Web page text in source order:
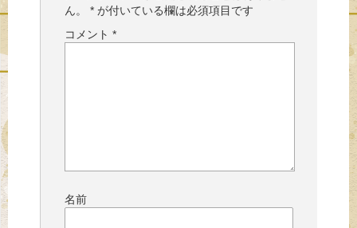
ん。
* が付いている欄は必須項目です
コメント *
名前